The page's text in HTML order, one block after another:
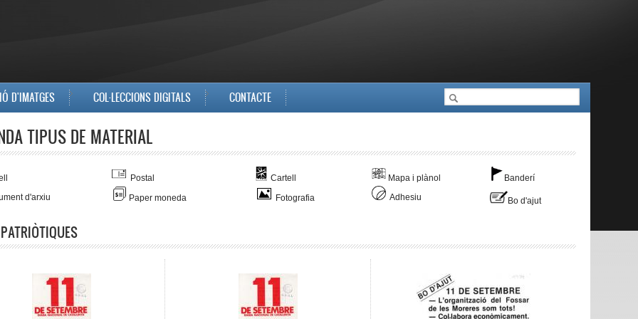
Formulari de cerca
Cerca
D'IMATGES COL·LECCIONS DIGITALS CONTACTE
TIPUS DE MATERIAL
Postal Cartell Mapa i plànol
Banderí
d'arxiu
Paper moneda Fotografia Adhesiu Bo d'ajut